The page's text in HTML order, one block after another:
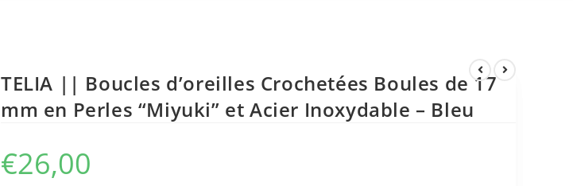
TELIA || Boucles d’oreilles Crochetées Boules de 17
mm en Perles “Miyuki” et Acier Inoxydable – Bleu
€26,00